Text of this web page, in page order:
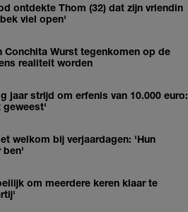
ontdekte Thom (32) dat zijn vriendin
viel open'
Conchita Wurst tegenkomen op de
realiteit worden
jaar strijd om erfenis van 10.000 euro:
geweest'
welkom bij verjaardagen: 'Hun
ben'
om meerdere keren klaar te